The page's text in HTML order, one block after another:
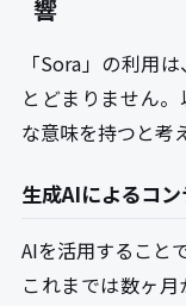
響
「Sora」の利用
とどまりません
な意味を持つと考
生成AIによるコ
AIを活用すること
これまでは数ヶ